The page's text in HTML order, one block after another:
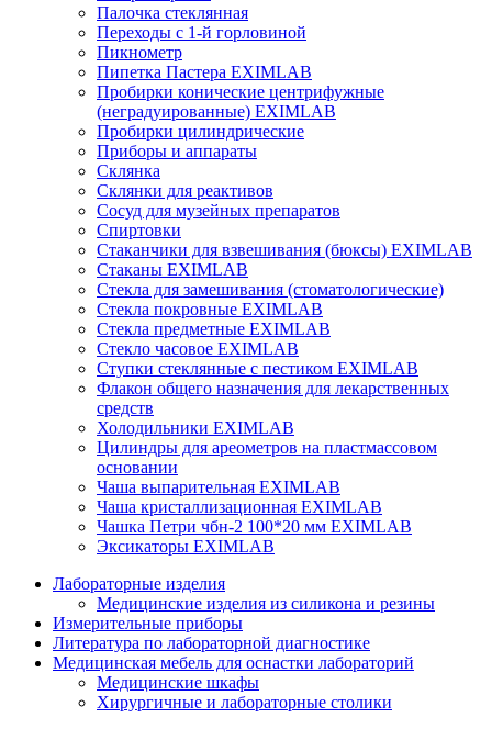
Палочка стеклянная
Переходы с 1-й горловиной
Пикнометр
Пипетка Пастера EXIMLAB
Пробирки конические центрифужные
(неградуированные) EXIMLAB
Пробирки цилиндрические
Приборы и аппараты
Склянка
Склянки для реактивов
Сосуд для музейных препаратов
Спиртовки
Стаканчики для взвешивания (бюксы) EXIMLAB
Стаканы EXIMLAB
Стекла для замешивания (стоматологические)
Стекла покровные EXIMLAB
Стекла предметные EXIMLAB
Стекло часовое EXIMLAB
Ступки стеклянные с пестиком EXIMLAB
Флакон общего назначения для лекарственных
средств
Холодильники EXIMLAB
Цилиндры для ареометров на пластмассовом
основании
Чаша выпарительная EXIMLAB
Чаша кристаллизационная EXIMLAB
Чашка Петри чбн-2 100*20 мм EXIMLAB
Эксикаторы EXIMLAB
Лабораторные изделия
Медицинские изделия из силикона и резины
Измерительные приборы
Литература по лабораторной диагностике
Медицинская мебель для оснастки лабораторий
Медицинские шкафы
Хирургичные и лабораторные столики